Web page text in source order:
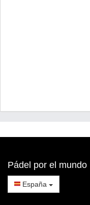
Pádel por el mundo
España